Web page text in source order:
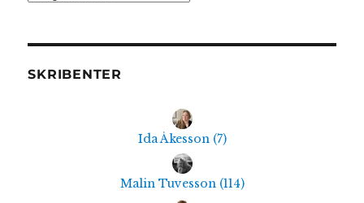
SKRIBENTER
Ida Åkesson (7)
Malin Tuvesson (114)